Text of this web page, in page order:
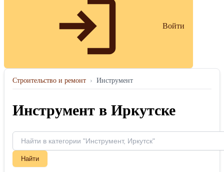
Войти
Строительство и ремонт › Инструмент
Инструмент в Иркутске
Найти